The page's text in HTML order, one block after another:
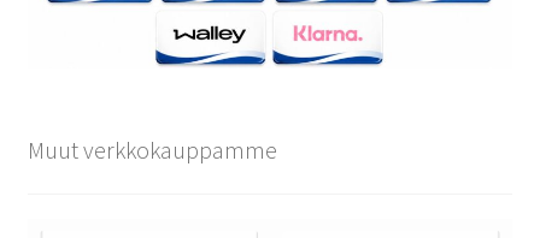
Muut verkkokauppamme